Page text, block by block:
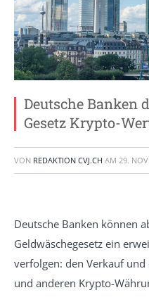
Deutsche Banken
Gesetz Krypto-
VON REDAKTION CVJ.CH AM 29.
Deutsche Banken können
Geldwäschegesetz ein
verfolgen: den Verkauf
und anderen Krypto-